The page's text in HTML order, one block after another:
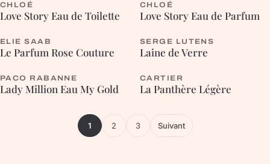
FLEURIE
CHLOÉ
Love Story Eau de Toilette FLEURIE
CHLOÉ
Love Story Eau de Parfum
FLEURIE
ELIE SAAB
Le Parfum Rose Couture HESPÉRIDÉE
SERGE LUTENS
Laine de Verre
FLEURIE
PACO RABANNE
Lady Million Eau My Gold CHYPRÉE
CARTIER
La Panthère Légère
1 2 3 Suivant